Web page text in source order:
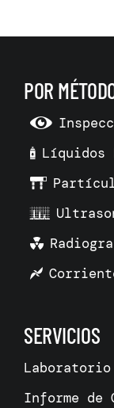
POR
Líquidos
SERVICIOS
Informe de